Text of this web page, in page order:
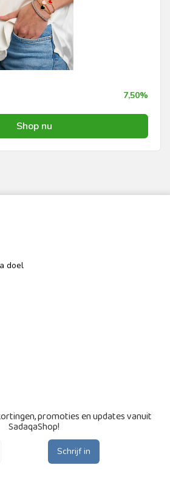
7,50%
Shop nu
doel
promoties en updates vanuit
SadaqaShop!
Schrijf in